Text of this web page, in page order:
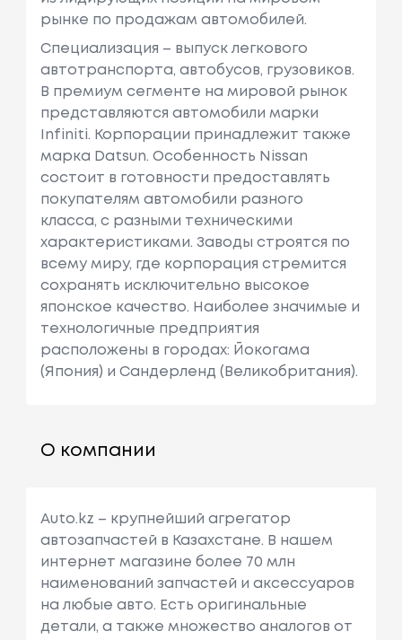
рынке по продажам автомобилей.
Специализация – выпуск легкового
автотранспорта, автобусов, грузовиков.
В премиум сегменте на мировой рынок
представляются автомобили марки
Infiniti. Корпорации принадлежит также
марка Datsun. Особенность Nissan
состоит в готовности предоставлять
покупателям автомобили разного
класса, с разными техническими
характеристиками. Заводы строятся по
всему миру, где корпорация стремится
сохранять исключительно высокое
японское качество. Наиболее значимые и
технологичные предприятия
расположены в городах: Йокогама
(Япония) и Сандерленд (Великобритания).
О компании
Auto.kz – крупнейший агрегатор
автозапчастей в Казахстане. В нашем
интернет магазине более 70 млн
наименований запчастей и аксессуаров
на любые авто. Есть оригинальные
детали, а также множество аналогов от